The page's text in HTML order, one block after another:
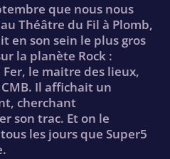
que nous nous
Théâtre du Fil à Plomb,
en son sein le plus gros
la planète Rock :
le maitre des lieux,
Il affichait un
cherchant
son trac. Et on le
les jours que Super5